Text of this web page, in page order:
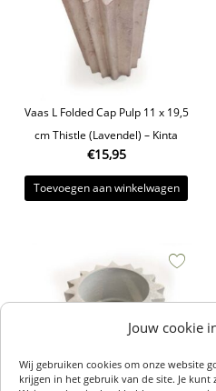
Jouw cookie
Wij gebruiken cookies om onze website
krijgen in het gebruik van de site. Je kunt
Vaas L Folded Cap Pulp 11 x 19,5
cm Thistle (Lavendel) – Kinta
€15,95
Toevoegen aan winkelwagen